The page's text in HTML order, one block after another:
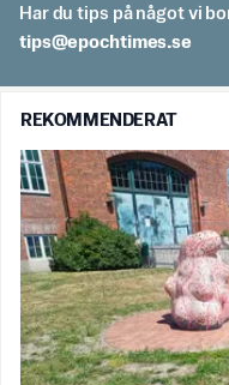
Har du tips på något vi
es.semithcope@spit
REKOMMENDERAT